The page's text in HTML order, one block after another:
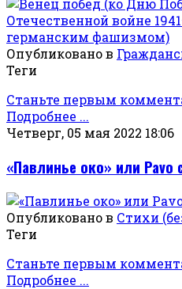
Опубликовано в
Теги
Станьте первым
Подробнее ...
Четверг, 05 мая 2022 18:06
«Павлинье око» или
Опубликовано в Стихи
Теги
Станьте первым
Подробнее ...